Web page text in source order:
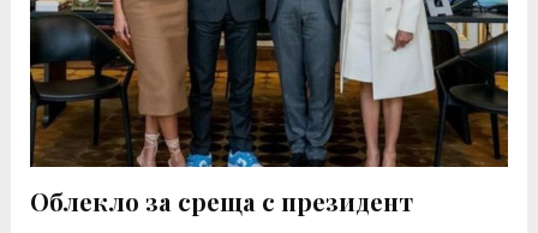
Облекло за среща с президент